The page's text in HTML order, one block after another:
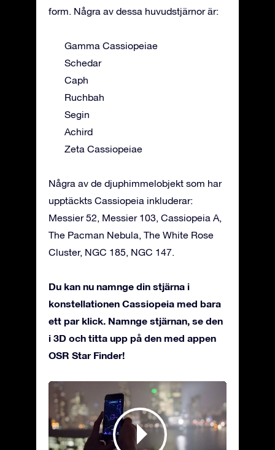
form. Några av dessa huvudstjärnor är:
Gamma Cassiopeiae
Schedar
Caph
Ruchbah
Segin
Achird
Zeta Cassiopeiae
Några av de djuphimmelobjekt som har
upptäckts Cassiopeia inkluderar:
Messier 52, Messier 103, Cassiopeia A,
The Pacman Nebula, The White Rose
Cluster, NGC 185, NGC 147.
Du kan nu namnge din stjärna i
konstellationen Cassiopeia med bara
ett par klick. Namnge stjärnan, se den
i 3D och titta upp på den med appen
OSR Star Finder!